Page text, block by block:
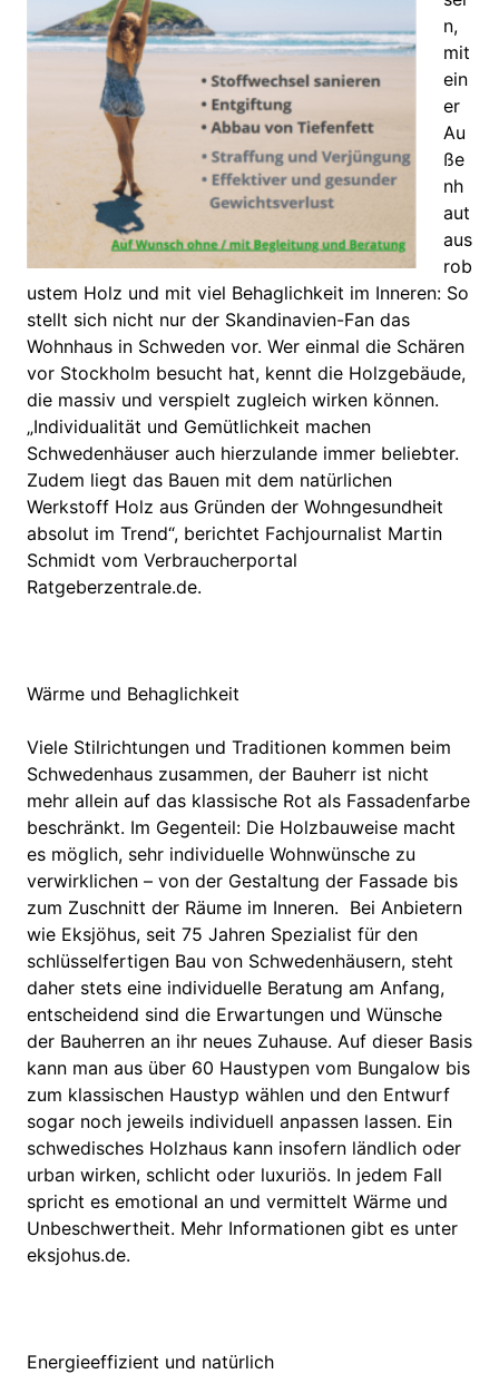
n,
mit
ein
er
Au
ße
nh
aut
aus
rob
ustem Holz und mit viel Behaglichkeit im Inneren: So
stellt sich nicht nur der Skandinavien-Fan das
Wohnhaus in Schweden vor. Wer einmal die Schären
vor Stockholm besucht hat, kennt die Holzgebäude,
die massiv und verspielt zugleich wirken können.
„Individualität und Gemütlichkeit machen
Schwedenhäuser auch hierzulande immer beliebter.
Zudem liegt das Bauen mit dem natürlichen
Werkstoff Holz aus Gründen der Wohngesundheit
absolut im Trend“, berichtet Fachjournalist Martin
Schmidt vom Verbraucherportal
Ratgeberzentrale.de.
Wärme und Behaglichkeit
Viele Stilrichtungen und Traditionen kommen beim
Schwedenhaus zusammen, der Bauherr ist nicht
mehr allein auf das klassische Rot als Fassadenfarbe
beschränkt. Im Gegenteil: Die Holzbauweise macht
es möglich, sehr individuelle Wohnwünsche zu
verwirklichen – von der Gestaltung der Fassade bis
zum Zuschnitt der Räume im Inneren. Bei Anbietern
wie Eksjöhus, seit 75 Jahren Spezialist für den
schlüsselfertigen Bau von Schwedenhäusern, steht
daher stets eine individuelle Beratung am Anfang,
entscheidend sind die Erwartungen und Wünsche
der Bauherren an ihr neues Zuhause. Auf dieser Basis
kann man aus über 60 Haustypen vom Bungalow bis
zum klassischen Haustyp wählen und den Entwurf
sogar noch jeweils individuell anpassen lassen. Ein
schwedisches Holzhaus kann insofern ländlich oder
urban wirken, schlicht oder luxuriös. In jedem Fall
spricht es emotional an und vermittelt Wärme und
Unbeschwertheit. Mehr Informationen gibt es unter
eksjohus.de.
Energieeffizient und natürlich